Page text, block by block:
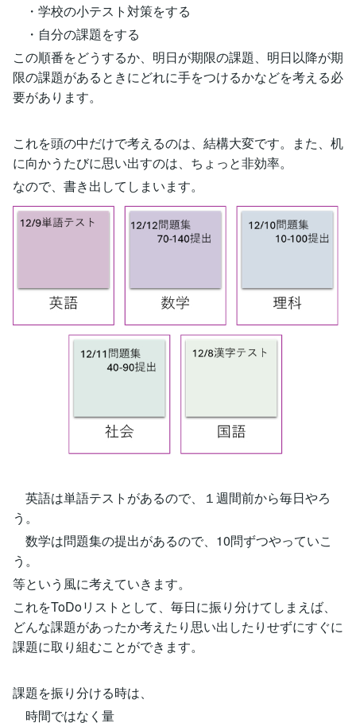
・学校の小テスト対策をする
・自分の課題をする
この順番をどうするか、明日が期限の課題、明日以降が期
限の課題があるときにどれに手をつけるかなどを考える必
要があります。
これを頭の中だけで考えるのは、結構大変です。また、机
に向かうたびに思い出すのは、ちょっと非効率。
なので、書き出してしまいます。
英語は単語テストがあるので、１週間前から毎日やろ
う。
数学は問題集の提出があるので、10問ずつやっていこ
う。
等という風に考えていきます。
これをToDoリストとして、毎日に振り分けてしまえば、
どんな課題があったか考えたり思い出したりせずにすぐに
課題に取り組むことができます。
課題を振り分ける時は、
時間ではなく量